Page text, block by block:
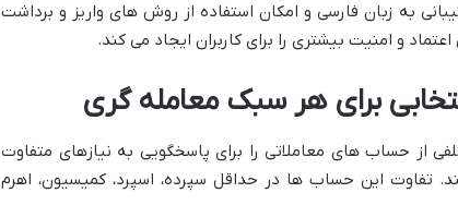
به زبان فارسی و امکان استفاده از روش های واریز و برداشت
و امنیت بیشتری را برای کاربران ایجاد می کند.
برای هر سبک معامله گری
از حساب های معاملاتی را برای پاسخگویی به نیازهای متفاوت
تفاوت این حساب ها در حداقل سپرده، اسپرد، کمیسیون، اهرم